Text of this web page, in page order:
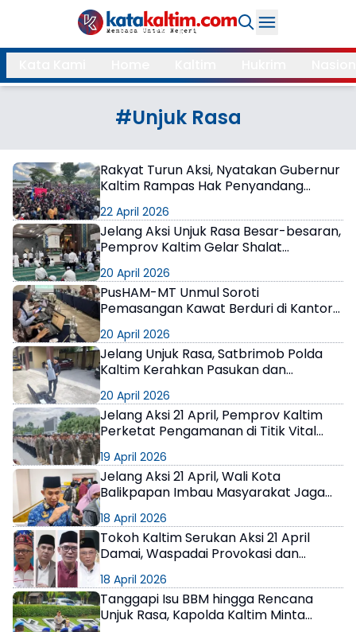
Daerah
Kukar
Samarinda
Bontang
Balikpapan
Kubar
Kutim
PPU
Mahulu
Paser
Berau
More
Internasional
Feature
Opini
Gaya
Hidup
×
Search
#Unjuk Rasa
Rakyat Turun Aksi, Nyatakan Gubernur
Kaltim Rampas Hak Penyandang
22 April 2026
Jelang Aksi Unjuk Rasa Besar-besaran,
Pemprov Kaltim Gelar Shalat
20 April 2026
PusHAM-MT Unmul Soroti
Pemasangan Kawat Berduri di Kantor
20 April 2026
Jelang Unjuk Rasa, Satbrimob Polda
Kaltim Kerahkan Pasukan dan
20 April 2026
Jelang Aksi 21 April, Pemprov Kaltim
Perketat Pengamanan di Titik Vital
19 April 2026
Jelang Aksi 21 April, Wali Kota
Balikpapan Imbau Masyarakat Jaga
18 April 2026
Tokoh Kaltim Serukan Aksi 21 April
Damai, Waspadai Provokasi dan
18 April 2026
Tanggapi Isu BBM hingga Rencana
Unjuk Rasa, Kapolda Kaltim Minta